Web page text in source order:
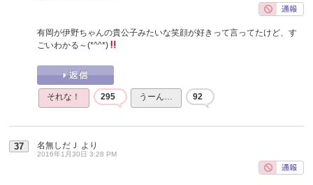
有岡が伊野ちゃんの貴公子みたいな笑顔が好きって言ってたけど、す
ごいわかる～(*^^*)
それな！ 295 うーん… 92
37 名無しだＪ より
2016年1月30日 3:28 PM